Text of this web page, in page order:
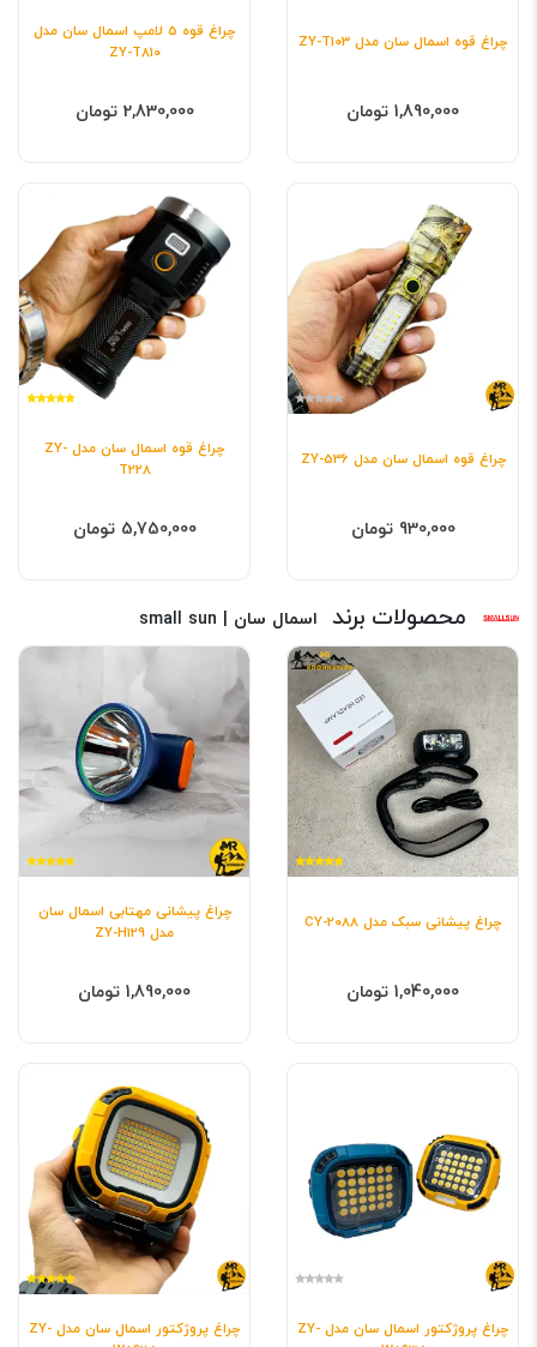
چراغ قوه اسمال سان مدل ZY-T103
1,890,000 تومان
چراغ قوه 5 لامپ اسمال سان مدل
ZY-T810
2,830,000 تومان
چراغ قوه اسمال سان مدل ZY-536
930,000 تومان
چراغ قوه اسمال سان مدل ZY-
T228
5,750,000 تومان
محصولات برند اسمال سان | small sun
چراغ پیشانی سبک مدل CY-2088
1,040,000 تومان
چراغ پیشانی مهتابی اسمال سان
مدل ZY-H129
1,890,000 تومان
چراغ پروژکتور اسمال سان مدل ZY-
چراغ پروژکتور اسمال سان مدل ZY-